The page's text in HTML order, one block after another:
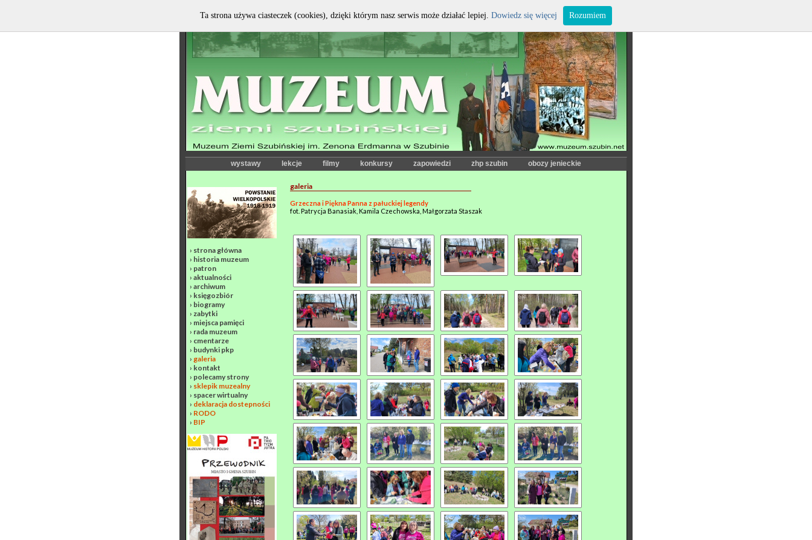
kontrast: czcionka:
wystawy lekcje filmy konkursy zapowiedzi zhp szubin obozy jenieckie
› strona główna
› historia muzeum
› patron
› aktualności
› archiwum
› księgozbiór
› biogramy
› zabytki
› miejsca pamięci
› rada muzeum
› cmentarze
› budynki pkp
› galeria
› kontakt
› polecamy strony
› sklepik muzealny
› spacer wirtualny
› deklaracja dostepności
› RODO
› BIP
galeria
Grzeczna i Piękna Panna z pałuckiej legendy
fot. Patrycja Banasiak, Kamila Czechowska, Małgorzata Staszak
Ta strona używa ciasteczek (cookies), dzięki którym nasz serwis może działać lepiej. Dowiedz się więcej Rozumiem